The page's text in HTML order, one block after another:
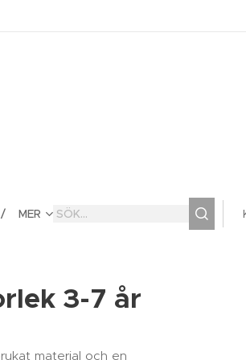
MER
3-7 år
material och en